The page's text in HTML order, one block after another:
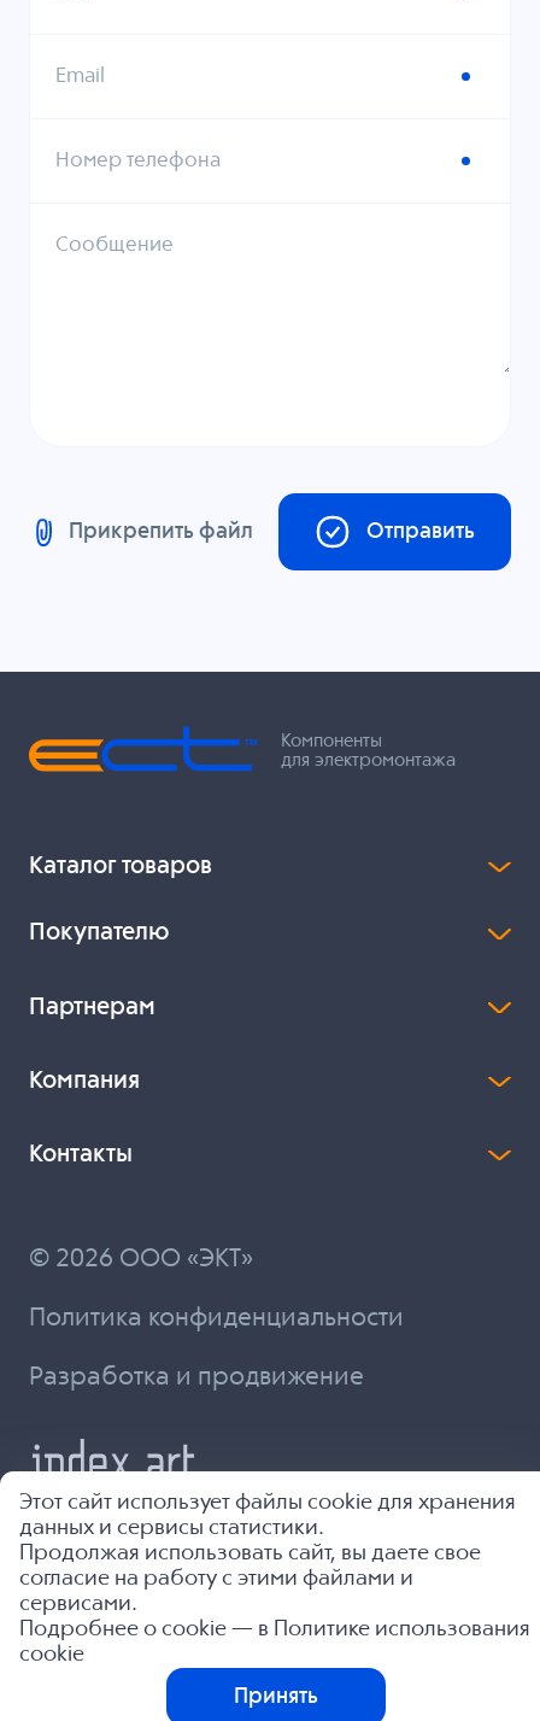
Email
Номер телефона
Сообщение
Прикрепить файл Отправить
Компоненты
для электромонтажа
Каталог товаров
Покупателю
Партнерам
Компания
Контакты
© 2026 ООО «ЭКТ»
Политика конфиденциальности
Разработка и продвижение
Этот сайт использует файлы cookie для хранения
данных и сервисы статистики.
Продолжая использовать сайт, вы даете свое
согласие на работу с этими файлами и
сервисами.
Подробнее о cookie — в
Политике использования
cookie
Принять